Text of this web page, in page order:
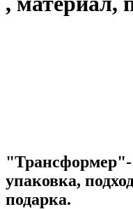
"Трансформер"-
упаковка,
подарка.